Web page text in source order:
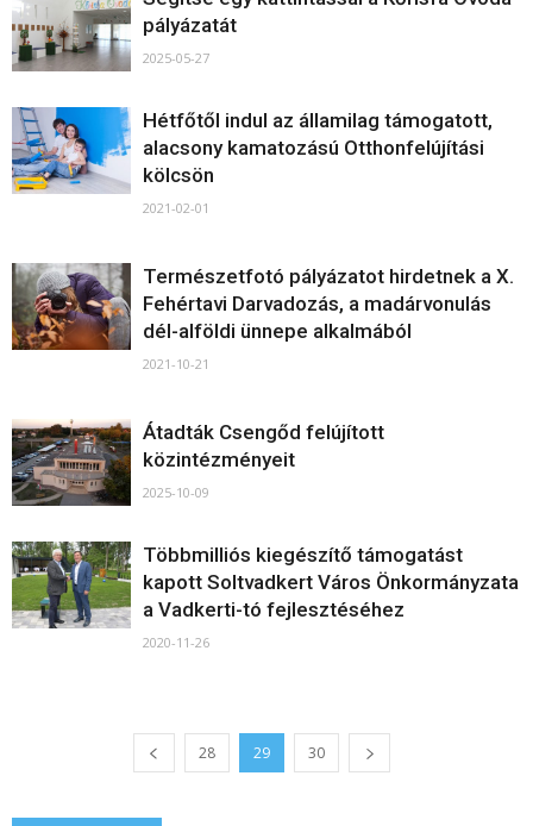
pályázatát
2025-05-27
Hétfőtől indul az államilag támogatott,
alacsony kamatozású Otthonfelújítási
kölcsön
2021-02-01
Természetfotó pályázatot hirdetnek a X.
Fehértavi Darvadozás, a madárvonulás
dél-alföldi ünnepe alkalmából
2021-10-21
Átadták Csengőd felújított
közintézményeit
2025-10-09
Többmilliós kiegészítő támogatást
kapott Soltvadkert Város Önkormányzata
a Vadkerti-tó fejlesztéséhez
2020-11-26
28 29 30